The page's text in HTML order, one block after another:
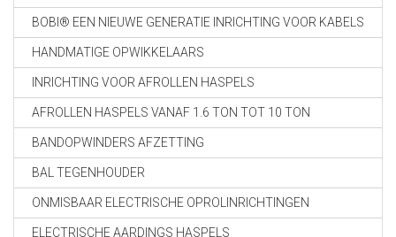
BOBI® EEN NIEUWE GENERATIE INRICHTING VOOR KABELS
HANDMATIGE OPWIKKELAARS
INRICHTING VOOR AFROLLEN HASPELS
AFROLLEN HASPELS VANAF 1.6 TON TOT 10 TON
BANDOPWINDERS AFZETTING
BAL TEGENHOUDER
ONMISBAAR ELECTRISCHE OPROLINRICHTINGEN
ELECTRISCHE AARDINGS HASPELS